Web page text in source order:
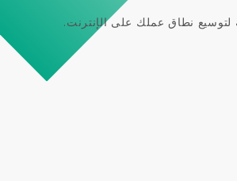
نطاق عملك على الإنترنت.